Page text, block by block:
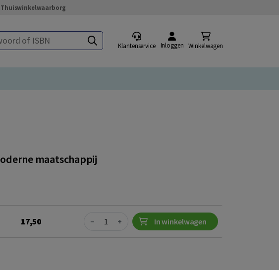
Thuiswinkelwaarborg
of ISBN
Klantenservice Inloggen Winkelwagen
maatschappij
17,50 Quantity
− + In winkelwagen